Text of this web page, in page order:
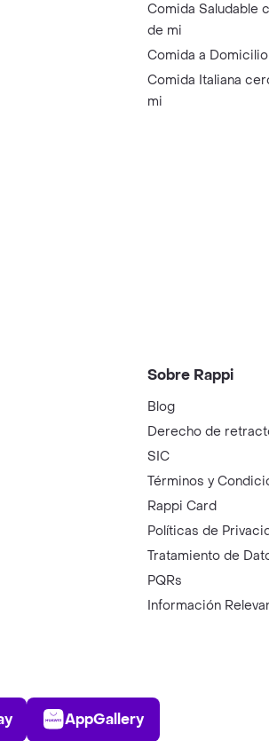
Comida Saludable
de mi
Comida a Domicilio
Comida Italiana
mi
Sobre Rappi
Blog
Derecho de
SIC
Términos y
Rappi Card
Políticas de
Tratamiento de
PQRs
Información
AppGallery
AppGallery